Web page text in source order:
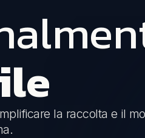
la raccolta e il